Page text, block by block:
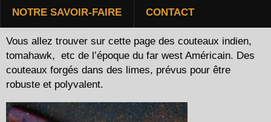
NOTRE SAVOIR-FAIRE CONTACT
Vous allez trouver sur cette page des couteaux indien,
tomahawk, etc de l’époque du far west Américain. Des
couteaux forgés dans des limes, prévus pour être
robuste et polyvalent.